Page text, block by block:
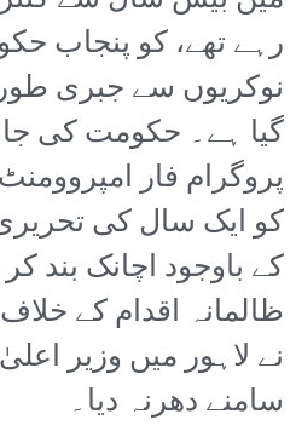
رہے تھے، کو پنجاب
نوکریوں سے جبری
گیا ہے۔ حکومت کی
کو ایک سال کی
کے باوجود اچانک بند
ظالمانہ اقدام کے
نے لاہور میں وزیر
سامنے دھرنہ دیا۔